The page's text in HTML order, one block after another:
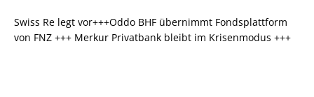
Swiss Re legt vor+++Oddo BHF übernimmt Fondsplattform
von FNZ +++ Merkur Privatbank bleibt im Krisenmodus +++